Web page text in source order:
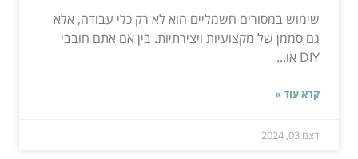
שימוש במסורים חשמליים הוא לא רק כלי עבודה, אלא
גם סממן של מקצועיות ויצירתיות. בין אם אתם חובבי
DIY או...
קרא עוד »
דצמ 03, 2024